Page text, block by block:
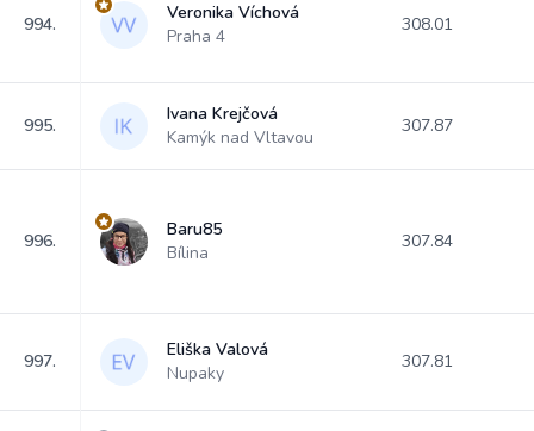
994.
Veronika Víchová
Praha 4
308.01
995.
Ivana Krejčová
Kamýk nad Vltavou
307.87
996.
Baru85
Bílina
307.84
997.
Eliška Valová
Nupaky
307.81